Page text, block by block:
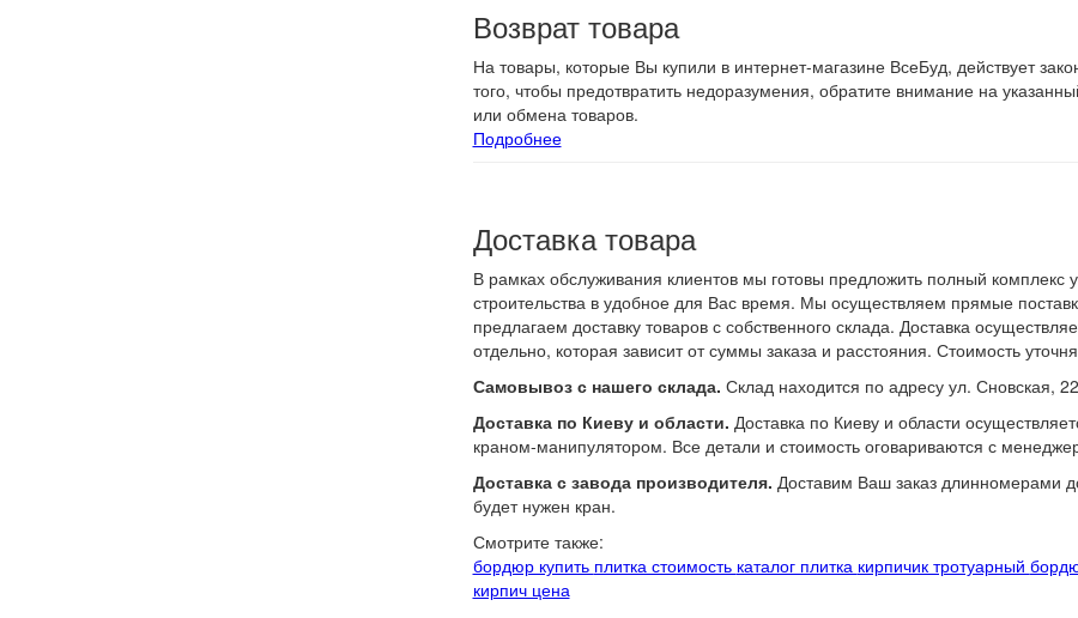
Возврат товара
На товары, которые Вы купили в интернет-магазине ВсеБуд, действует
того, чтобы предотвратить недоразумения, обратите внимание на
или обмена товаров.
Подробнее
Доставка товара
В рамках обслуживания клиентов мы готовы предложить полный комплекс
строительства в удобное для Вас время. Мы осуществляем прямые
предлагаем доставку товаров с собственного склада. Доставка
отдельно, которая зависит от суммы заказа и расстояния. Стоимость
Самовывоз с нашего склада. Склад находится по адресу ул. Сновская, 22
Доставка по Киеву и области. Доставка по Киеву и области
краном-манипулятором. Все детали и стоимость оговариваются с
Доставка с завода производителя. Доставим Ваш заказ длинномерами
будет нужен кран.
Смотрите также:
бордюр купить плитка стоимость каталог плитка кирпичик тротуарный
кирпич цена